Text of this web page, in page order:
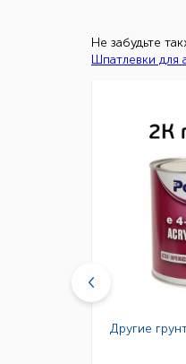
Не забудьте
Шпатлевки для
Другие